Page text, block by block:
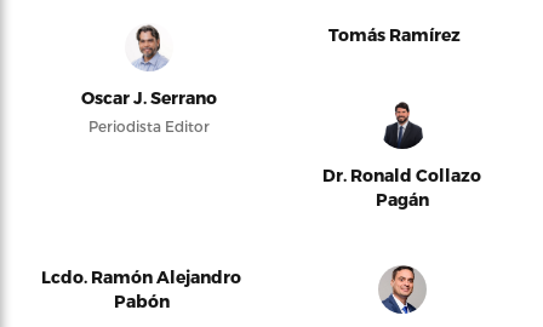
Oscar J. Serrano
Periodista Editor
Tomás Ramírez
Dr. Ronald Collazo
Pagán
Lcdo. Ramón Alejandro
Pabón